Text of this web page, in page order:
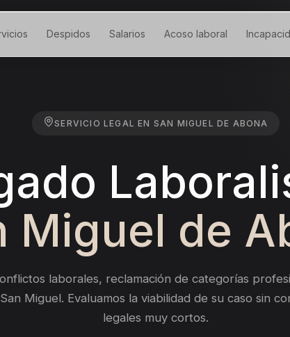
Despidos Salarios Acoso laboral
SERVICIO LEGAL EN SAN MIGUEL DE ABONA
Miguel de
laborales, reclamación de categorías
Miguel. Evaluamos la viabilidad de su caso sin
legales muy cortos.